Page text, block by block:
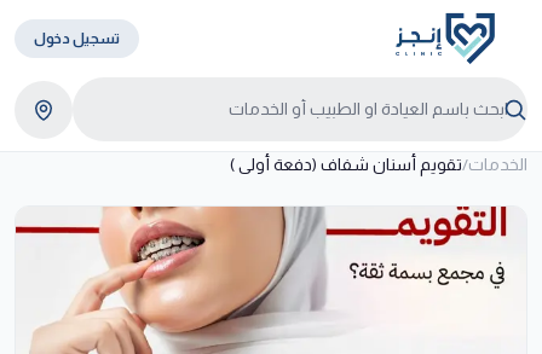
تسجيل دخول
الخدمات/تقويم أسنان شفاف (دفعة أولى )